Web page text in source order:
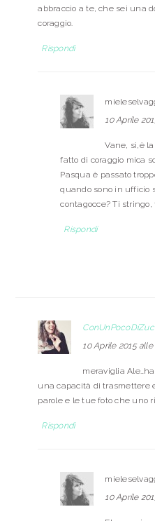
abbraccio a te, che sei una
coraggio.
Rispondi
10 Aprile
Vane, sì,è
fatto di coraggio mica
Pasqua è passato
quando sono in ufficio
contagocce? Ti stringo,
Rispondi
10 Aprile 2015 alle
meraviglia
una capacità di trasmettere
parole e le tue foto che uno
Rispondi
10 Aprile